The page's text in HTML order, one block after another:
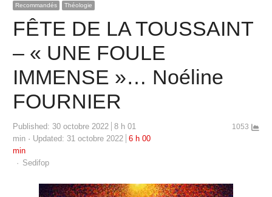
Recommandés Théologie
FÊTE DE LA TOUSSAINT
– « UNE FOULE
IMMENSE »… Noéline
FOURNIER
Published: 30 octobre 2022
8 h 01
min
Updated: 31 octobre 2022
6 h 00
min
Author
Sedifop
1053